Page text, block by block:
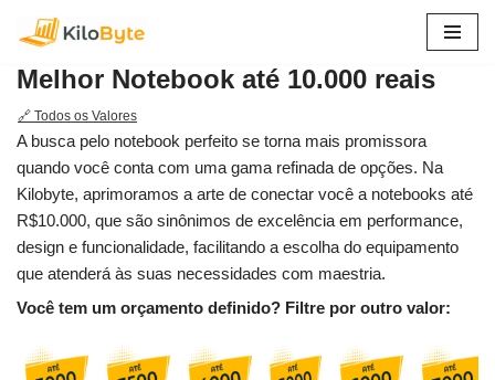
para
o
conteúdo
Melhor Notebook até 10.000 reais
🔗 Todos os Valores
A busca pelo notebook perfeito se torna mais promissora
quando você conta com uma gama refinada de opções. Na
Kilobyte, aprimoramos a arte de conectar você a notebooks até
R$10.000, que são sinônimos de excelência em performance,
design e funcionalidade, facilitando a escolha do equipamento
que atenderá às suas necessidades com maestria.
Você tem um orçamento definido? Filtre por outro valor: